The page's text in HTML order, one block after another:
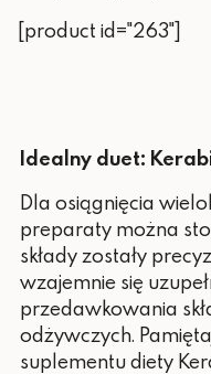
[product id="263"]
Idealny duet:
Dla osiągnięcia
preparaty można
składy zostały
wzajemnie się
przedawkowania
odżywczych.
suplementu diety